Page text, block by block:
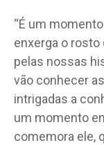
“É um
enxerga o rosto
pelas nossas
vão conhecer
intrigadas a
um momento
comemora ele,